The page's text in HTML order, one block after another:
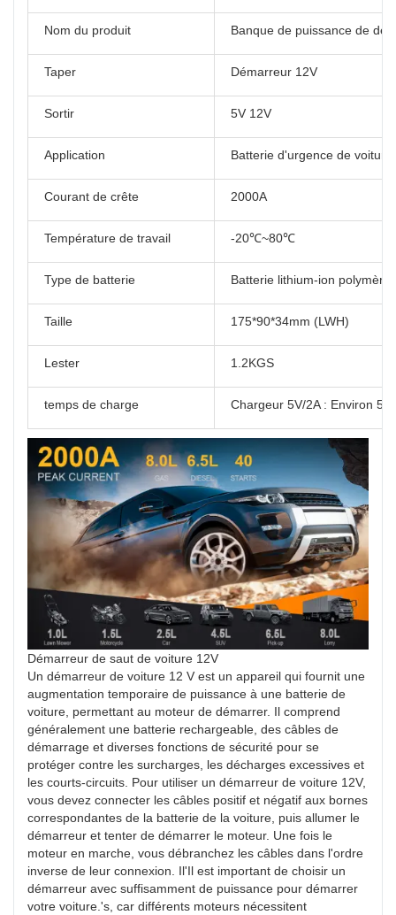
Nom du produit Banque de puissance de
Taper Démarreur 12V
Sortir 5V 12V
Application Batterie d'urgence de voiture
Courant de crête 2000A
Température de travail -20℃~80℃
Type de batterie Batterie lithium-ion polymère
Taille 175*90*34mm (LWH)
Lester 1.2KGS
temps de charge Chargeur 5V/2A : Environ
Démarreur de saut de voiture 12V
Un démarreur de voiture 12 V est un appareil qui fournit une
augmentation temporaire de puissance à une batterie de
voiture, permettant au moteur de démarrer. Il comprend
généralement une batterie rechargeable, des câbles de
démarrage et diverses fonctions de sécurité pour se
protéger contre les surcharges, les décharges excessives et
les courts-circuits. Pour utiliser un démarreur de voiture 12V,
vous devez connecter les câbles positif et négatif aux bornes
correspondantes de la batterie de la voiture, puis allumer le
démarreur et tenter de démarrer le moteur. Une fois le
moteur en marche, vous débranchez les câbles dans l'ordre
inverse de leur connexion. Il'Il est important de choisir un
démarreur avec suffisamment de puissance pour démarrer
votre voiture.'s, car différents moteurs nécessitent